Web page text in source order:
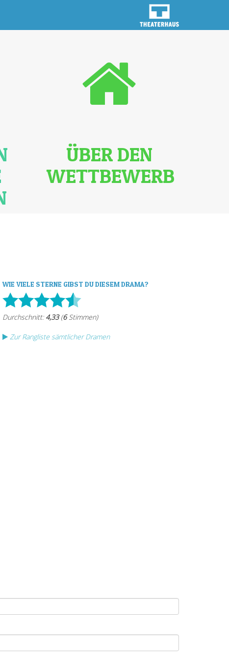
ÜBER DEN
WETTBEWERB
WIE VIELE STERNE GIBST DU DIESEM DRAMA?
Zur Rangliste sämtlicher Dramen